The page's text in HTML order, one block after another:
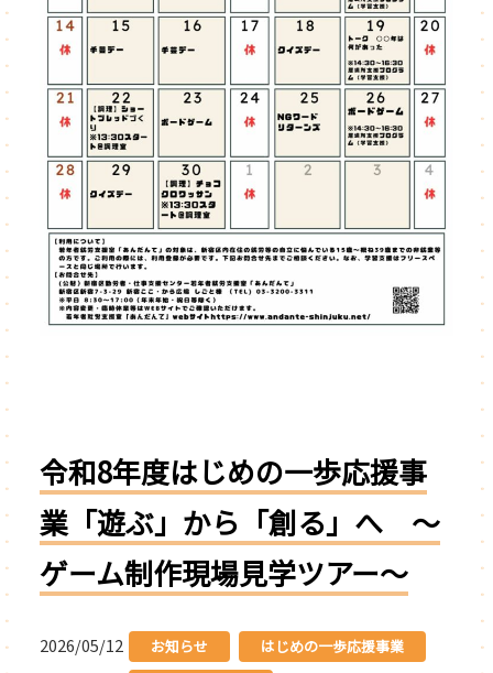
令和8年度はじめの一歩応援事
業「遊ぶ」から「創る」へ ～
ゲーム制作現場見学ツアー～
2026/05/12 お知らせ
はじめの一歩応援事業